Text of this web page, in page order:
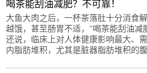
喝茶能刮油减肥？不可靠！
大鱼大肉之后，一杯茶落肚十分消食
越饿，甚至肠胃不适，“喝茶能刮油减
还说，临床上对人体健康影响最大、
内脂肪堆积，尤其是脏器脂肪堆积的腹